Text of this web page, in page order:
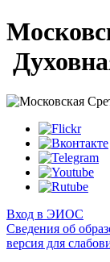
Вход в ЭИОС
Сведения об
версия для